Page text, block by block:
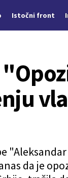
Istočni front
da je